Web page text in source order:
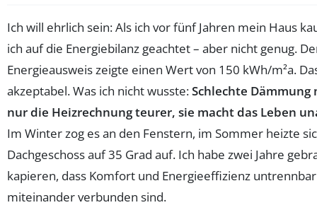
Ich will ehrlich sein: Als ich vor fünf Jahren mein Haus
ich auf die Energiebilanz geachtet – aber nicht genug.
Energieausweis zeigte einen Wert von 150 kWh/m²a.
akzeptabel. Was ich nicht wusste:Schlechte Dämmung
nur die Heizrechnung teurer, sie macht das Leben
Im Winter zog es an den Fenstern, im Sommer heizte
Dachgeschoss auf 35 Grad auf. Ich habe zwei Jahre
kapieren, dass Komfort und Energieeffizienz untrennbar
miteinander verbunden sind.